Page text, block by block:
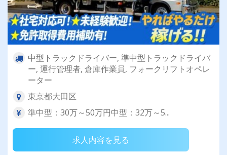
中型トラックドライバー, 準中型トラックドライバ
ー, 運行管理者, 倉庫作業員, フォークリフトオペレ
ーター
東京都大田区
準中型：30万～50万円中型：32万～5...
求人内容を見る